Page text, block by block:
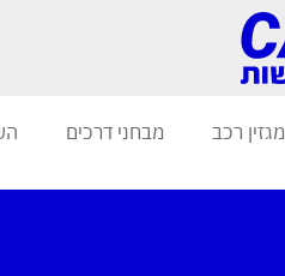
מגזין רכב מבחני דרכים